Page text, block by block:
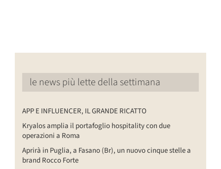
le news più lette della settimana
APP E INFLUENCER, IL GRANDE RICATTO
Kryalos amplia il portafoglio hospitality con due
operazioni a Roma
Aprirà in Puglia, a Fasano (Br), un nuovo cinque stelle a
brand Rocco Forte